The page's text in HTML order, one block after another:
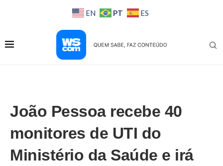
EN PT ES
João Pessoa recebe 40
monitores de UTI do
Ministério da Saúde e irá